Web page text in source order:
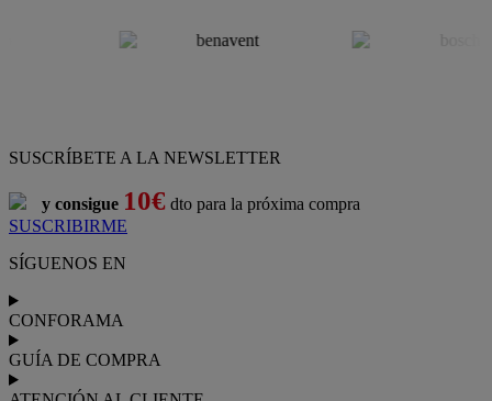
SUSCRÍBETE A LA NEWSLETTER
y consigue 10€ dto para la próxima compra
SUSCRIBIRME
SÍGUENOS EN
CONFORAMA
GUÍA DE COMPRA